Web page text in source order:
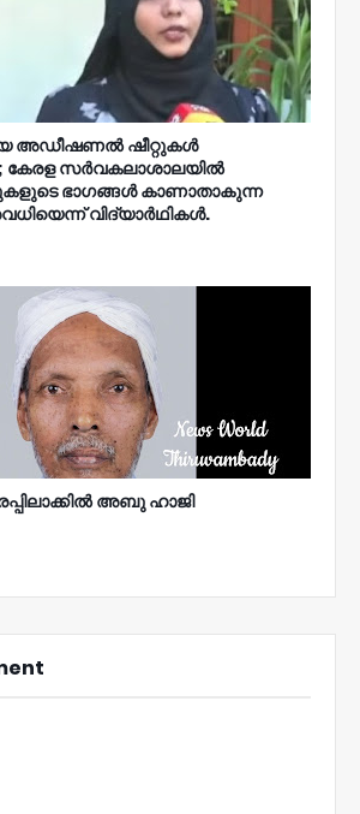
അഡീഷണല്‍ ഷീറ്റുകള്‍
കേരള സര്‍വകലാശാലയില്‍
ഭാഗങ്ങള്‍ കാണാതാകുന്ന
വിദ്യാര്‍ഥികള്‍.
അബു ഹാജി